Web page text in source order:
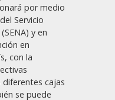
por medio
Servicio
y en
en
con la
cajas
se puede